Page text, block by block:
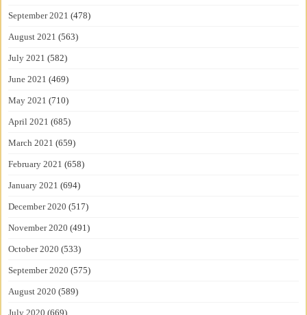
September 2021 (478)
August 2021 (563)
July 2021 (582)
June 2021 (469)
May 2021 (710)
April 2021 (685)
March 2021 (659)
February 2021 (658)
January 2021 (694)
December 2020 (517)
November 2020 (491)
October 2020 (533)
September 2020 (575)
August 2020 (589)
July 2020 (669)